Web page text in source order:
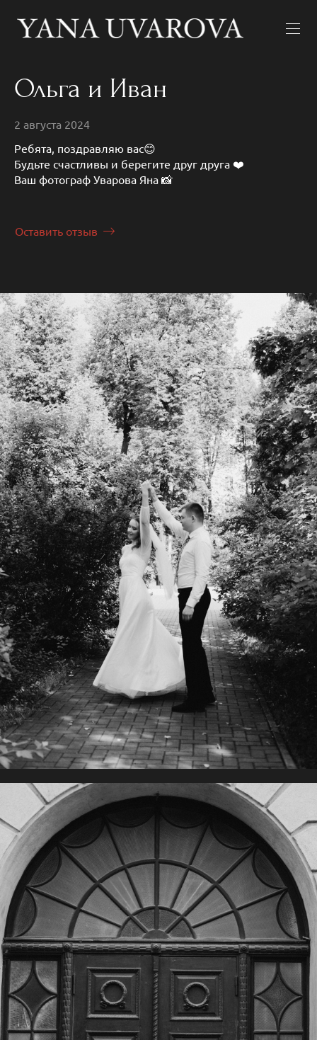
Ольга и Иван
2 августа 2024
Ребята, поздравляю вас😊
Будьте счастливы и берегите друг друга ❤️
Ваш фотограф Уварова Яна 📸
Оставить отзыв